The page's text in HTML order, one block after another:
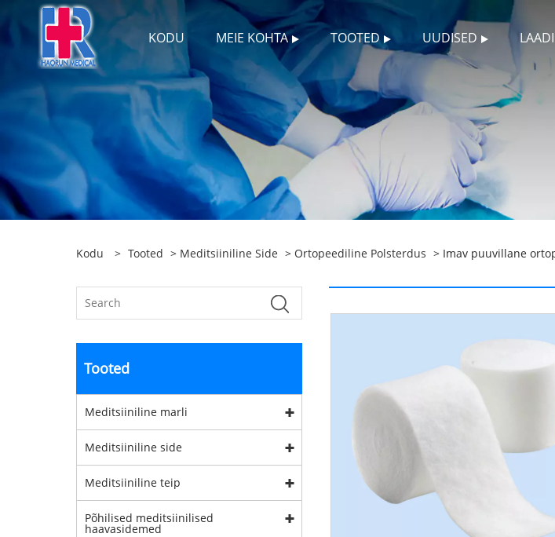
KODU MEIE KOHTA TOOTED UUDISED
Kodu > Tooted > Meditsiiniline Side > Ortopeediline Polsterdus > Imav puuvillane
Tooted
Meditsiiniline marli
Meditsiiniline side
Meditsiiniline teip
Põhilised meditsiinilised
haavasidemed